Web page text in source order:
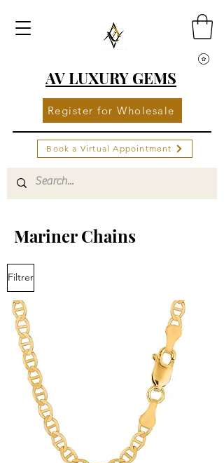
AV LUXURY GEMS
Book a Virtual Appointment
Register for Wholesale
Mariner Chains
Filtrer